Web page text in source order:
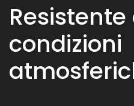
condizioni